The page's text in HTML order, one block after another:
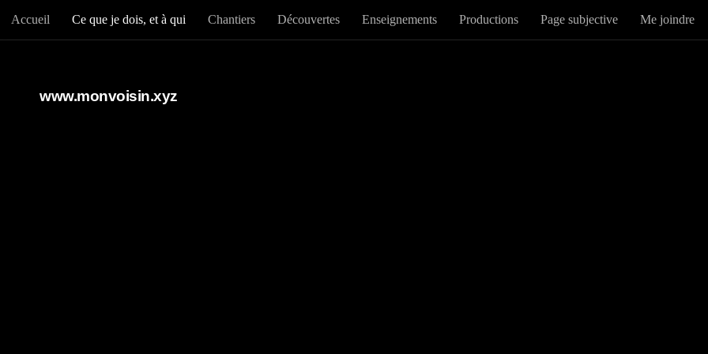
Au dessous du contenu
Accueil Ce que je dois, et à qui Chantiers Découvertes Enseignements Productions Page subjective Me joindre
www.monvoisin.xyz